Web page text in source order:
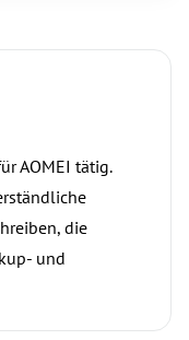
AOMEI tätig.
die
und